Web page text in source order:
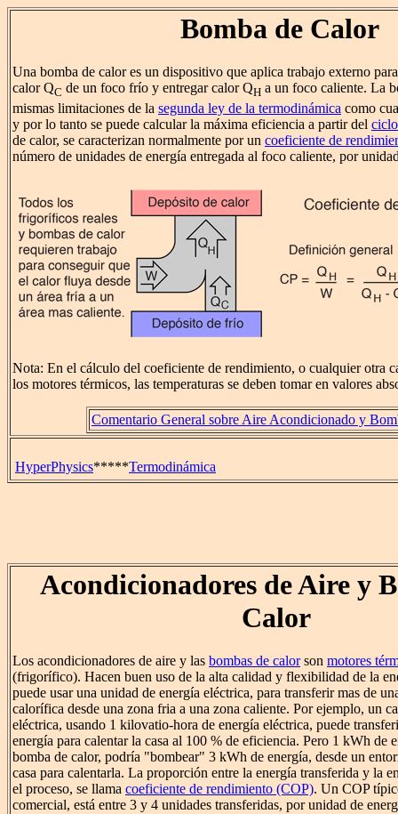
Bomba de Calor
Una bomba de calor es un dispositivo que aplica trabajo externo
calor QC de un foco frío y entregar calor QH a un foco caliente. La
mismas limitaciones de la segunda ley de la termodinámica como
y por lo tanto se puede calcular la máxima eficiencia a partir del
de calor, se caracterizan normalmente por un coeficiente de
número de unidades de energía entregada al foco caliente, por
Nota: En el cálculo del coeficiente de rendimiento, o cualquier otra
los motores térmicos, las temperaturas se deben tomar en valores
Comentario General sobre Aire Acondicionado y
HyperPhysics*****Termodinámica
Acondicionadores de Aire y
Calor
Los acondicionadores de aire y las bombas de calorson motores
(frigorífico). Hacen buen uso de la alta calidad y flexibilidad de la
puede usar una unidad de energía eléctrica, para transferir mas de
calorífica desde una zona fria a una zona caliente. Por ejemplo, un
eléctrica, usando 1 kilovatio-hora de energía eléctrica, puede
energía para calentar la casa al 100 % de eficiencia. Pero 1 kWh de
bomba de calor, podría "bombear" 3 kWh de energía, desde un
casa para calentarla. La proporción entre la energía transferida y la
el proceso, se llama coeficiente de rendimiento (COP). Un COP
comercial, está entre 3 y 4 unidades transferidas, por unidad de